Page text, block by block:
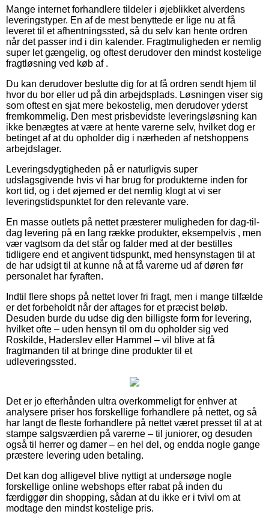
Mange internet forhandlere tildeler i øjeblikket alverdens
leveringstyper. En af de mest benyttede er lige nu at få
leveret til et afhentningssted, så du selv kan hente ordren
når det passer ind i din kalender. Fragtmuligheden er nemlig
super let gængelig, og oftest derudover den mindst kostelige
fragtløsning ved køb af .
Du kan derudover beslutte dig for at få ordren sendt hjem til
hvor du bor eller ud på din arbejdsplads. Løsningen viser sig
som oftest en sjat mere bekostelig, men derudover yderst
fremkommelig. Den mest prisbevidste leveringsløsning kan
ikke benægtes at være at hente varerne selv, hvilket dog er
betinget af at du opholder dig i nærheden af netshoppens
arbejdslager.
Leveringsdygtigheden på er naturligvis super
udslagsgivende hvis vi har brug for produkterne inden for
kort tid, og i det øjemed er det nemlig klogt at vi ser
leveringstidspunktet for den relevante vare.
En masse outlets på nettet præsterer muligheden for dag-til-
dag levering på en lang række produkter, eksempelvis , men
vær vagtsom da det står og falder med at der bestilles
tidligere end et angivent tidspunkt, med hensynstagen til at
de har udsigt til at kunne nå at få varerne ud af døren før
personalet har fyraften.
Indtil flere shops på nettet lover fri fragt, men i mange tilfælde
er det forbeholdt når der aftages for et præcist beløb.
Desuden burde du udse dig den billigste form for levering,
hvilket ofte – uden hensyn til om du opholder sig ved
Roskilde, Haderslev eller Hammel – vil blive at få
fragtmanden til at bringe dine produkter til et
udleveringssted.
Det er jo efterhånden ultra overkommeligt for enhver at
analysere priser hos forskellige forhandlere på nettet, og så
har langt de fleste forhandlere på nettet været presset til at at
stampe salgsværdien på varerne – til juniorer, og desuden
også til herrer og damer – en hel del, og endda nogle gange
præstere levering uden betaling.
Det kan dog alligevel blive nyttigt at undersøge nogle
forskellige online webshops efter rabat på inden du
færdiggør din shopping, sådan at du ikke er i tvivl om at
modtage den mindst kostelige pris.